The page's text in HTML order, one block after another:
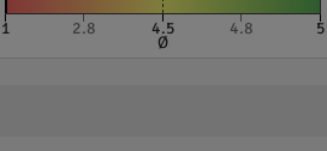
1 2.8 4.5
Ø
4.8 5